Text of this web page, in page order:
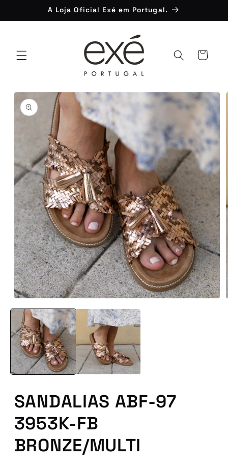
conteúdo
A Loja Oficial Exé em Portugal.
Carrinho
informação
do produto
conteúdo
multimédia
em
modal
SANDALIAS ABF-97
3953K-FB
BRONZE/MULTI